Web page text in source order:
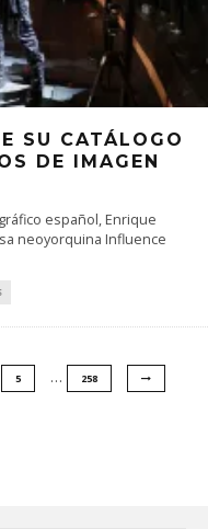
SU CATÁLOGO
DE IMAGEN
español, Enrique
neoyorquina Influence
5 … 258